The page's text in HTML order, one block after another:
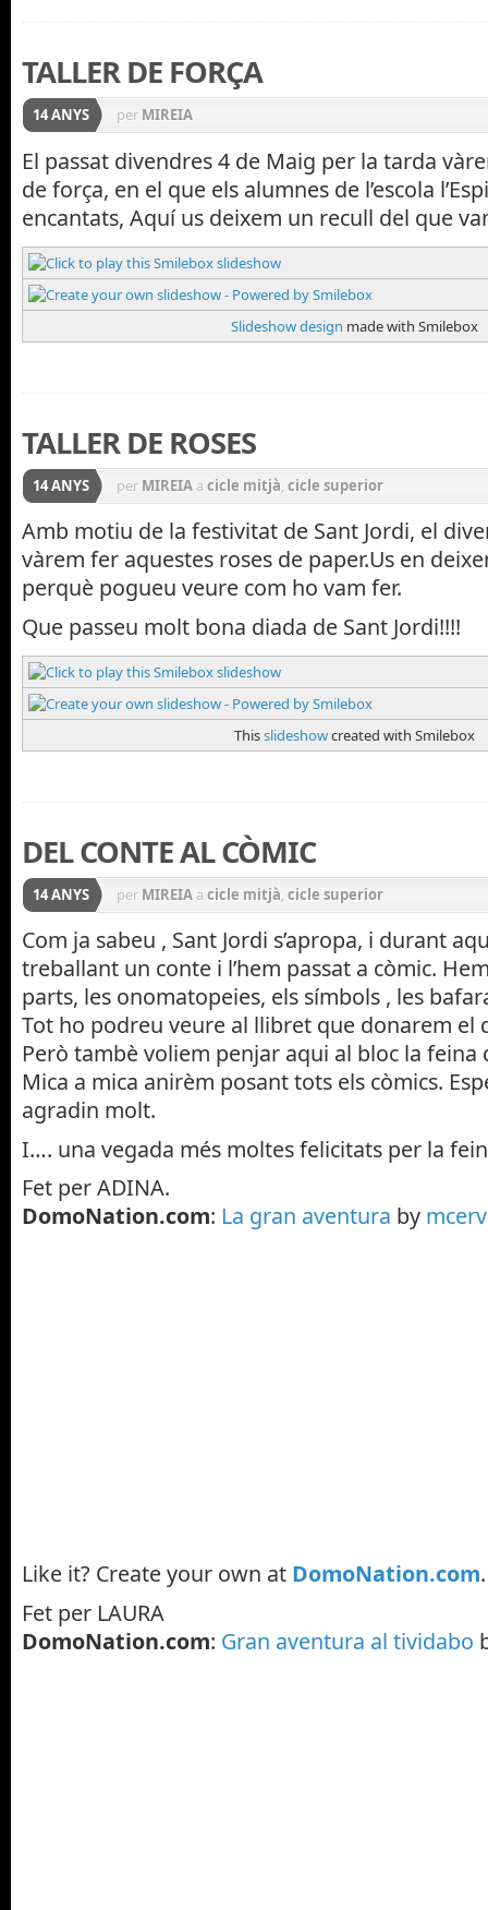
TALLER DE FORÇA
14 ANYS per MIREIA
El passat divendres 4 de Maig per la tarda
de força, en el que els alumnes de l’escola
encantats, Aquí us deixem un recull del que
Slideshow design made with Smilebox
TALLER DE ROSES
14 ANYS per MIREIA a cicle mitjà cicle superior
Amb motiu de la festivitat de Sant Jordi, el
vàrem fer aquestes roses de paper.Us en
perquè pogueu veure com ho vam fer.
Que passeu molt bona diada de Sant Jordi!!!!
Thisslideshowcreated with Smilebox
DEL CONTE AL CÒMIC
14 ANYS per MIREIA a cicle mitjà cicle superior
Com ja sabeu , Sant Jordi s’apropa, i durant
treballant un conte i l’hem passat a còmic.
parts, les onomatopeies, els símbols , les
Tot ho podreu veure al llibret que donarem el
Però tambè voliem penjar aqui al bloc la feina
Mica a mica anirèm posant tots els còmics.
agradin molt.
I…. una vegada més moltes felicitats per la
Fet per ADINA.
DomoNation.com: La gran aventura by
Like it? Create your own at DomoNation.com
Fet per LAURA
DomoNation.com: Gran aventura al tividabo